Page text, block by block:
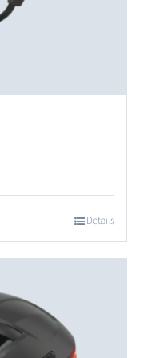
Details